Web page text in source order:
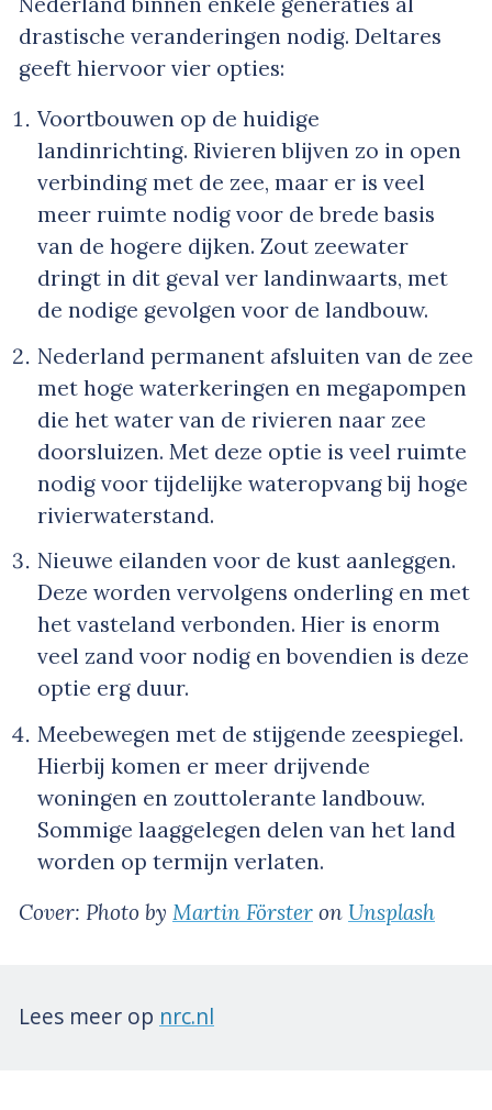
drastische veranderingen nodig. Deltares
geeft hiervoor vier opties:
Voortbouwen op de huidige
landinrichting. Rivieren blijven zo in open
verbinding met de zee, maar er is veel
meer ruimte nodig voor de brede basis
van de hogere dijken. Zout zeewater
dringt in dit geval ver landinwaarts, met
de nodige gevolgen voor de landbouw.
Nederland permanent afsluiten van de zee
met hoge waterkeringen en megapompen
die het water van de rivieren naar zee
doorsluizen. Met deze optie is veel ruimte
nodig voor tijdelijke wateropvang bij hoge
rivierwaterstand.
Nieuwe eilanden voor de kust aanleggen.
Deze worden vervolgens onderling en met
het vasteland verbonden. Hier is enorm
veel zand voor nodig en bovendien is deze
optie erg duur.
Meebewegen met de stijgende zeespiegel.
Hierbij komen er meer drijvende
woningen en zouttolerante landbouw.
Sommige laaggelegen delen van het land
worden op termijn verlaten.
Cover: Photo by Martin Förster on Unsplash
Lees meer op nrc.nl